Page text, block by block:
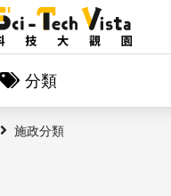
分類
施政分類